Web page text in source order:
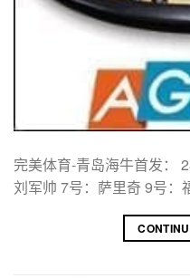
完美体育-青岛海牛首发：
刘军帅 7号：萨里奇 9号